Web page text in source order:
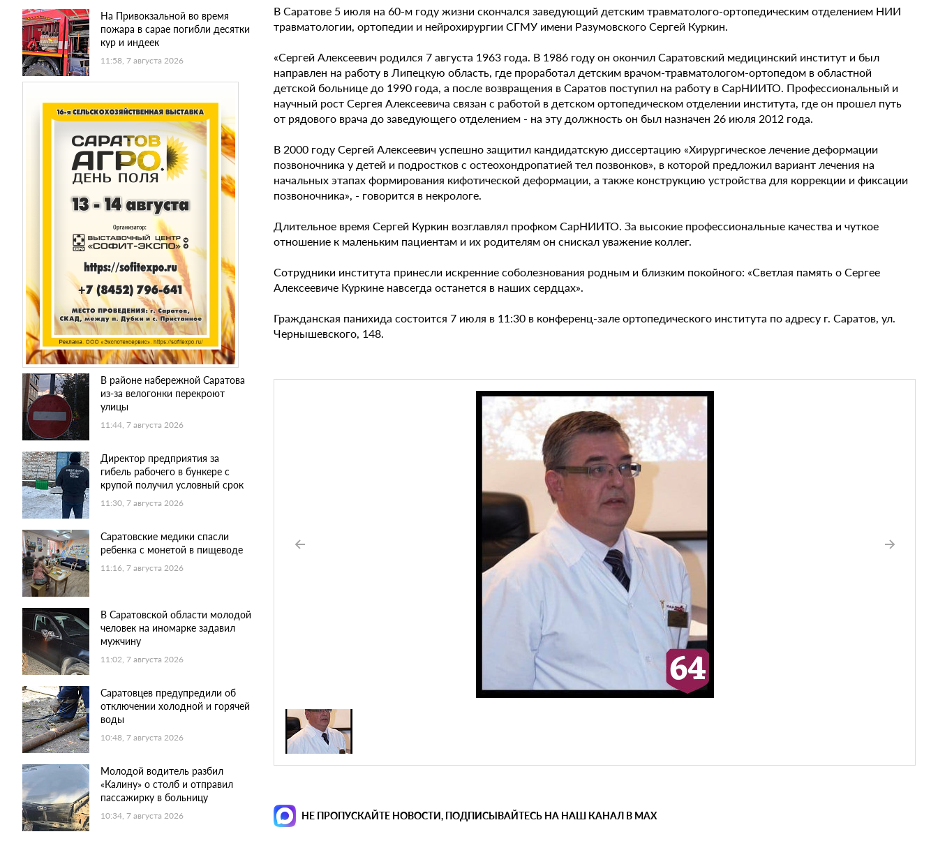
На Привокзальной во время
пожара в сарае погибли десятки
кур и индеек
11:58, 7 августа 2026
В районе набережной Саратова
из-за велогонки перекроют
улицы
11:44, 7 августа 2026
Директор предприятия за
гибель рабочего в бункере с
крупой получил условный срок
11:30, 7 августа 2026
Саратовские медики спасли
ребенка с монетой в пищеводе
11:16, 7 августа 2026
В Саратовской области молодой
человек на иномарке задавил
мужчину
11:02, 7 августа 2026
Саратовцев предупредили об
отключении холодной и горячей
воды
10:48, 7 августа 2026
Молодой водитель разбил
«Калину» о столб и отправил
пассажирку в больницу
10:34, 7 августа 2026
В Саратове 5 июля на 60-м году жизни скончался заведующий детским травматолого-ортопедическим отделением НИИ
травматологии, ортопедии и нейрохирургии СГМУ имени Разумовского Сергей Куркин.
«Сергей Алексеевич родился 7 августа 1963 года. В 1986 году он окончил Саратовский медицинский институт и был
направлен на работу в Липецкую область, где проработал детским врачом-травматологом-ортопедом в областной
детской больнице до 1990 года, а после возвращения в Саратов поступил на работу в СарНИИТО. Профессиональный и
научный рост Сергея Алексеевича связан с работой в детском ортопедическом отделении института, где он прошел путь
от рядового врача до заведующего отделением - на эту должность он был назначен 26 июля 2012 года.
В 2000 году Сергей Алексеевич успешно защитил кандидатскую диссертацию «Хирургическое лечение деформации
позвоночника у детей и подростков с остеохондропатией тел позвонков», в которой предложил вариант лечения на
начальных этапах формирования кифотической деформации, а также конструкцию устройства для коррекции и фиксации
позвоночника», - говорится в некрологе.
Длительное время Сергей Куркин возглавлял профком СарНИИТО. За высокие профессиональные качества и чуткое
отношение к маленьким пациентам и их родителям он снискал уважение коллег.
Сотрудники института принесли искренние соболезнования родным и близким покойного: «Светлая память о Сергее
Алексеевиче Куркине навсегда останется в наших сердцах».
Гражданская панихида состоится 7 июля в 11:30 в конференц-зале ортопедического института по адресу г. Саратов, ул.
Чернышевского, 148.
НЕ ПРОПУСКАЙТЕ НОВОСТИ, ПОДПИСЫВАЙТЕСЬ НА НАШ КАНАЛ В MAX